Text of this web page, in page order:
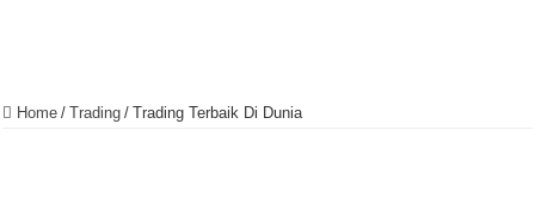
Home / Trading / Trading Terbaik Di Dunia